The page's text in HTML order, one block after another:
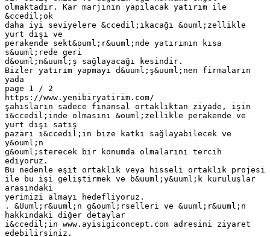
olmaktadır. Kar marjının yapılacak yatırım ile
&ccedil;ok
daha iyi seviyelere &ccedil;ıkacağı &ouml;zellikle
yurt dışı ve
perakende sekt&ouml;r&uuml;nde yatırımın kısa
s&uuml;rede geri
d&ouml;n&uuml;ş sağlayacağı kesindir.
Bizler yatırım yapmayı d&uuml;ş&uuml;nen firmaların
yada
page 1 / 2
https://www.yenibiryatirim.com/
şahısların sadece finansal ortaklıktan ziyade, işin
i&ccedil;inde olmasını &ouml;zellikle perakende ve
yurt dışı satış
pazarı i&ccedil;in bize katkı sağlayabilecek ve
y&ouml;n
g&ouml;sterecek bir konumda olmalarını tercih
ediyoruz.
Bu nedenle eşit ortaklık veya hisseli ortaklık projesi
ile bu işi geliştirmek ve b&uuml;y&uuml;k kuruluşlar
arasındaki
yerimizi almayı hedefliyoruz.
. &Uuml;r&uuml;n g&ouml;rselleri ve &uuml;r&uuml;n
hakkındaki diğer detaylar
i&ccedil;in www.ayisigiconcept.com adresini ziyaret
edebilirsiniz.